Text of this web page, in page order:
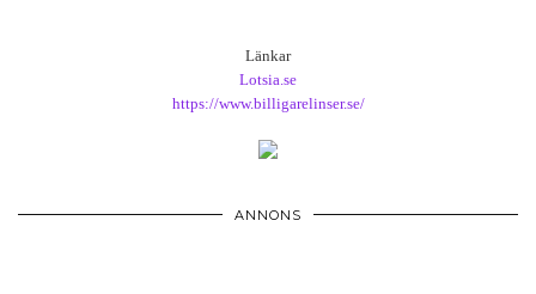
Länkar
Lotsia.se
https://www.billigarelinser.se/
ANNONS